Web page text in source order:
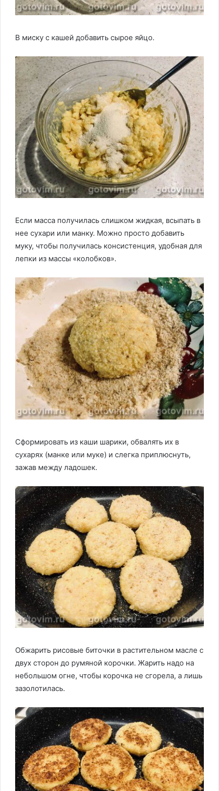
В миску с кашей добавить сырое яйцо.
Если масса получилась слишком жидкая, всыпать в
нее сухари или манку. Можно просто добавить
муку, чтобы получилась консистенция, удобная для
лепки из массы «колобков».
Сформировать из каши шарики, обвалять их в
сухарях (манке или муке) и слегка приплюснуть,
зажав между ладошек.
Обжарить рисовые биточки в растительном масле с
двух сторон до румяной корочки. Жарить надо на
небольшом огне, чтобы корочка не сгорела, а лишь
зазолотилась.